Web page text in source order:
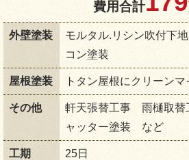
費用合計
外壁塗装
モルタル.リシン吹付下
コン塗装
屋根塗装 トタン屋根にクリーン
その他
軒天張替工事 雨樋取
ャッター塗装 など
工期 25日